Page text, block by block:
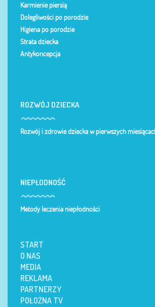
Karmienie piersią
Dolegliwości po porodzie
Higiena po porodzie
Strata dziecka
Antykoncepcja
ROZWÓJ DZIECKA
Rozwój i zdrowie dziecka w pierwszych
NIEPŁODNOŚĆ
Metody leczenia niepłodności
START
O NAS
MEDIA
REKLAMA
PARTNERZY
POŁOŻNA TV